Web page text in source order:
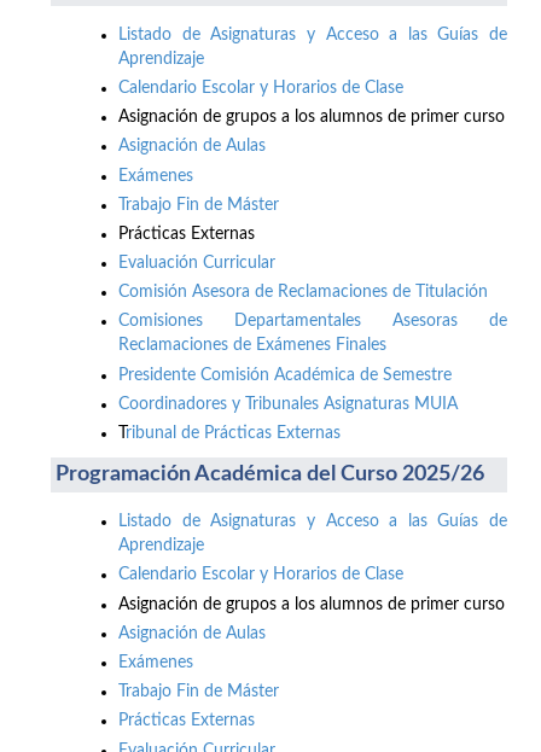
Listado de Asignaturas y Acceso a las Guías de
Aprendizaje
Calendario Escolar y Horarios de Clase
Asignación de grupos a los alumnos de primer curso
Asignación de Aulas
Exámenes
Trabajo Fin de Máster
Prácticas Externas
Evaluación Curricular
Comisión Asesora de Reclamaciones de Titulación
Comisiones Departamentales Asesoras de
Reclamaciones de Exámenes Finales
Presidente Comisión Académica de Semestre
Coordinadores y Tribunales Asignaturas MUIA
ribunal de Prácticas Externas
Programación Académica del Curso 2025/26
Listado de Asignaturas y Acceso a las Guías de
Aprendizaje
Calendario Escolar y Horarios de Clase
Asignación de grupos a los alumnos de primer curso
Asignación de Aulas
Exámenes
Trabajo Fin de Máster
Prácticas Externas